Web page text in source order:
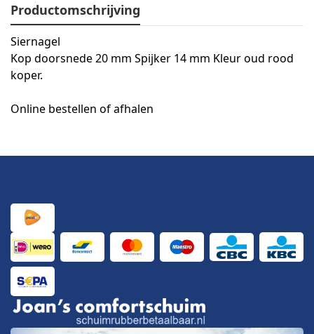
Productomschrijving
Siernagel
Kop doorsnede 20 mm Spijker 14 mm Kleur oud rood
koper.
Online bestellen of afhalen